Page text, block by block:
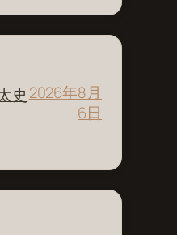
史 2026年8月
6日